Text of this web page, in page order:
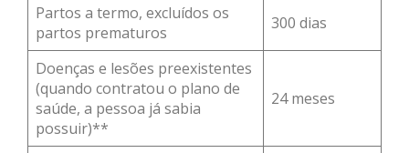
Partos a termo, excluídos os
partos prematuros
300 dias
Doenças e lesões preexistentes
(quando contratou o plano de
saúde, a pessoa já sabia
possuir)**
24 meses